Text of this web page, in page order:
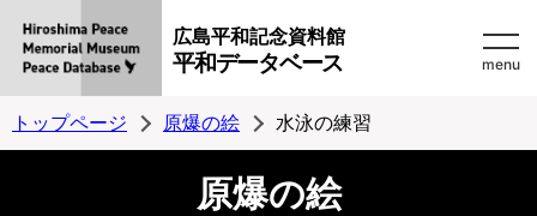
広島平和記念資料館
平和データベース menu
トップページ 原爆の絵 水泳の練習
原爆の絵